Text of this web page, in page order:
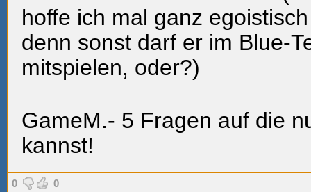
hoffe ich mal ganz
denn sonst darf er im Blue-
mitspielen, oder?)
GameM.- 5 Fragen auf die
kannst!
0 0